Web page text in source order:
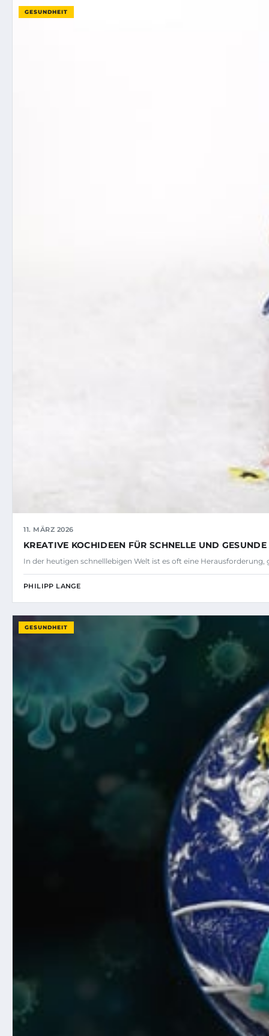
GESUNDHEIT
11. MÄRZ 2026
KREATIVE KOCHIDEEN FÜR SCHNELLE UND
In der heutigen schnelllebigen Welt ist es oft eine
PHILIPP LANGE
GESUNDHEIT